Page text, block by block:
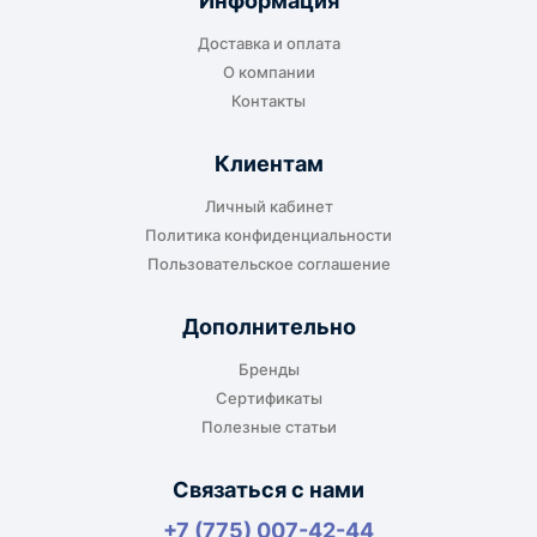
транспортной компании в городе получателя
или ближайшем доступном пункте выдачи.
До адреса клиента
Подходит, если нужно доставить
оборудование прямо на объект, склад,
габаритов груза.
Для крупногабаритных, тяжёлых или
Доставка и оплата
О компании
Контакты
Клиентам
Личный кабинет
Политика конфиденциальности
Пользовательское соглашение
Дополнительно
Бренды
Сертификаты
Полезные статьи
Связаться с нами
+7 (775) 007-42-44